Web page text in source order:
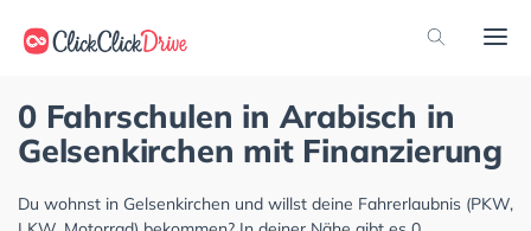
0 Fahrschulen in Arabisch in
Gelsenkirchen mit Finanzierung
Du wohnst in Gelsenkirchen und willst deine Fahrerlaubnis (PKW,